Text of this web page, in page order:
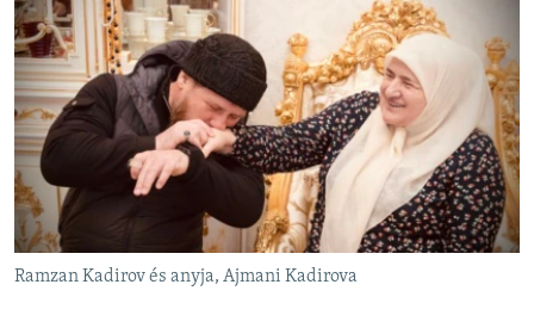
Ramzan Kadirov és anyja, Ajmani Kadirova